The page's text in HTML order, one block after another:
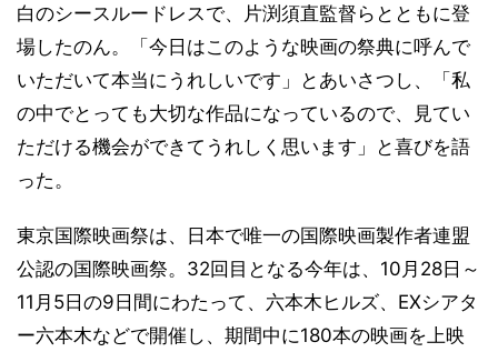
白のシースルードレスで、片渕須直監督らとともに登
場したのん。「今日はこのような映画の祭典に呼んで
いただいて本当にうれしいです」とあいさつし、「私
の中でとっても大切な作品になっているので、見てい
ただける機会ができてうれしく思います」と喜びを語
った。
東京国際映画祭は、日本で唯一の国際映画製作者連盟
公認の国際映画祭。32回目となる今年は、10月28日～
11月5日の9日間にわたって、六本木ヒルズ、EXシアタ
ー六本木などで開催し、期間中に180本の映画を上映